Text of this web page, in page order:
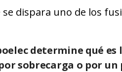
dispara uno de los
determine qué
sobrecarga o por